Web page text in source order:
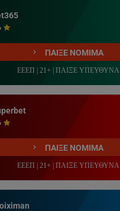
ΠΑΙΞΕ ΝΟΜΙΜΑ
ΕΕΕΠ | 21+ | ΠΑΙΞΕ ΥΠΕΥΘΥΝΑ
ΠΑΙΞΕ ΝΟΜΙΜΑ
ΕΕΕΠ | 21+ | ΠΑΙΞΕ ΥΠΕΥΘΥΝΑ